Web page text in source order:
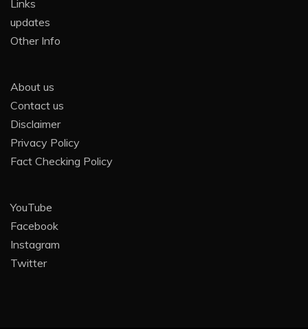
Links
updates
Other Info
About us
Contact us
Disclaimer
Privacy Policy
Fact Checking Policy
YouTube
Facebook
Instagram
Twitter